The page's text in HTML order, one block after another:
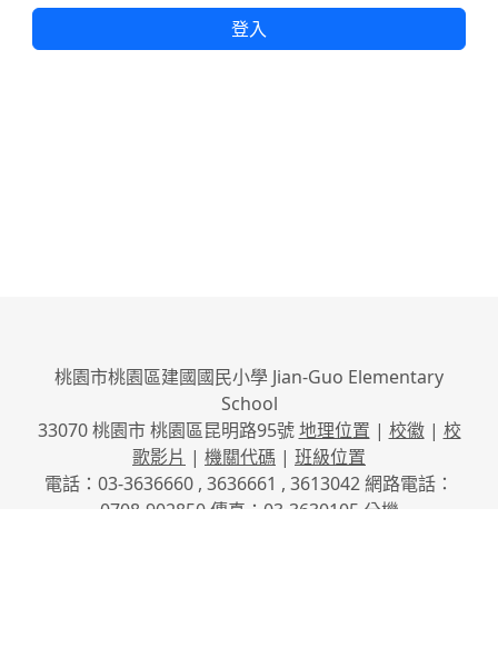
登入
桃園市桃園區建國國民小學 Jian-Guo Elementary
School
33070 桃園市 桃園區昆明路95號地理位置 | 校徽| 校
歌影片 | 機關代碼 | 班級位置
電話：03-3636660 , 3636661 , 3613042 網路電話：
0708-902850 傳真：03-3630105 分機